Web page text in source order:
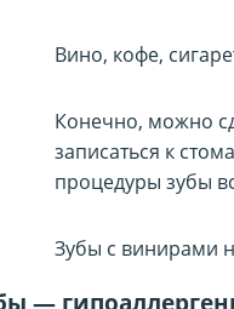
Вино, кофе,
Конечно, можно
записаться к
процедуры зубы
Зубы с винирами
—